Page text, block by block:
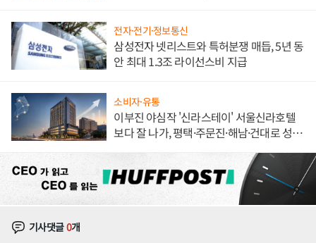
전자·전기·정보통신
삼성전자 넷리스트와 특허분쟁 매듭, 5년 동
안 최대 1.3조 라이선스비 지급
소비자·유통
이부진 야심작 '신라스테이' 서울신라호텔
보다 잘 나가, 평택·주문진·해남·건대로 성
기사댓글0개